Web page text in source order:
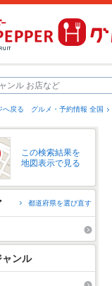
へ戻る グルメ・予約情報 全国
この検索結果を
地図表示で見る
都道府県を選び直す
ャンル